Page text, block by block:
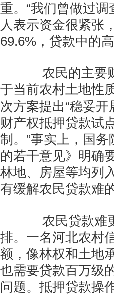
重。“我们曾做过
人表示资金很紧张
69.6%，贷款中的
农民的主要财
于当前农村土地性
次方案提出“稳妥
财产权抵押贷款试
制。”事实上，国
的若干意见》明确
林地、房屋等均列
有缓解农民贷款难
农民贷款难更
排。一名河北农村
额，像林权和土地
也需要贷款百万级
问题。抵押贷款操